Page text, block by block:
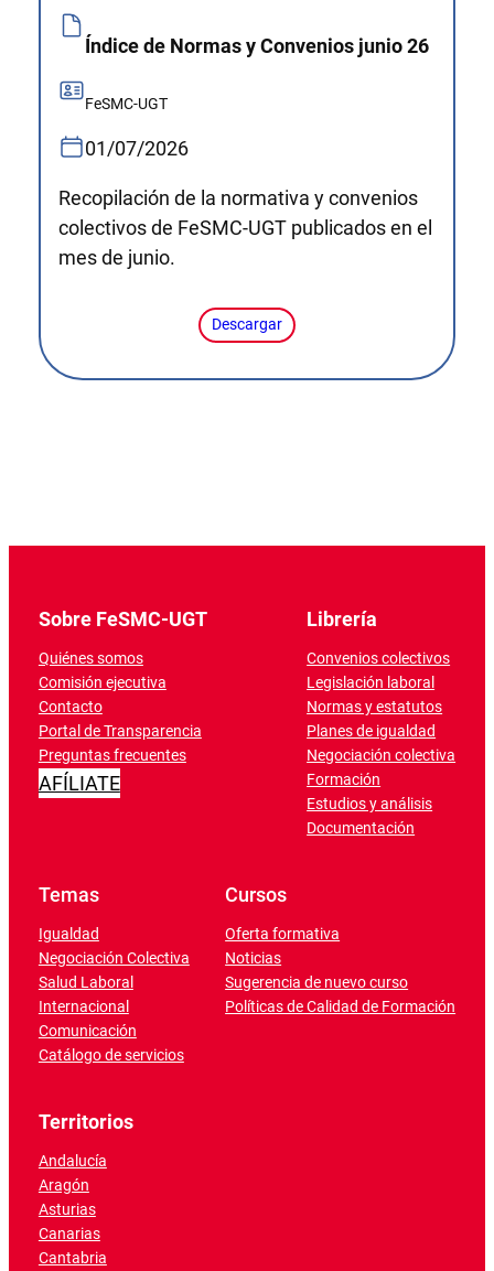
Índice de Normas y Convenios junio 26
FeSMC-UGT
01/07/2026
Recopilación de la normativa y convenios
colectivos de FeSMC-UGT publicados en el
mes de junio.
Descargar
Sobre FeSMC-UGT
Quiénes somos
Comisión ejecutiva
Contacto
Portal de Transparencia
Preguntas frecuentes
AFÍLIATE
Librería
Convenios colectivos
Legislación laboral
Normas y estatutos
Planes de igualdad
Negociación colectiva
Formación
Estudios y análisis
Documentación
Temas
Igualdad
Negociación Colectiva
Salud Laboral
Internacional
Comunicación
Catálogo de servicios
Cursos
Oferta formativa
Noticias
Sugerencia de nuevo curso
Políticas de Calidad de Formación
Territorios
Andalucía
Aragón
Asturias
Canarias
Cantabria